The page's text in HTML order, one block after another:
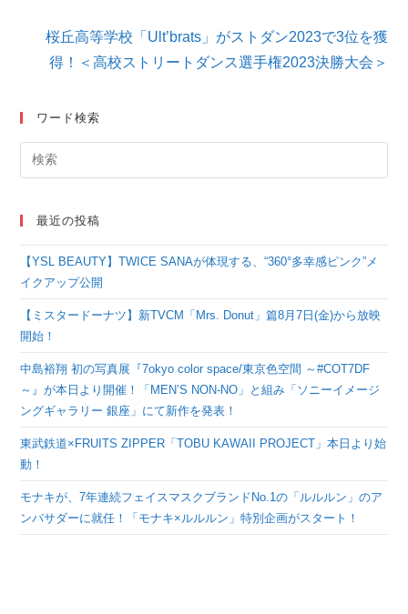
桜丘高等学校「Ult’brats」がストダン2023で3位を獲
得！＜高校ストリートダンス選手権2023決勝大会＞
ワード検索
最近の投稿
【YSL BEAUTY】TWICE SANAが体現する、“360°多幸感ピンク”メ
イクアップ公開
【ミスタードーナツ】新TVCM「Mrs. Donut」篇8月7日(金)から放映
開始！
中島裕翔 初の写真展『7okyo color space/東京色空間 ～#COT7DF
～』が本日より開催！「MEN’S NON-NO」と組み「ソニーイメージ
ングギャラリー 銀座」にて新作を発表！
東武鉄道×FRUITS ZIPPER「TOBU KAWAII PROJECT」本日より始
動！
モナキが、7年連続フェイスマスクブランドNo.1の「ルルルン」のア
ンバサダーに就任！「モナキ×ルルルン」特別企画がスタート！